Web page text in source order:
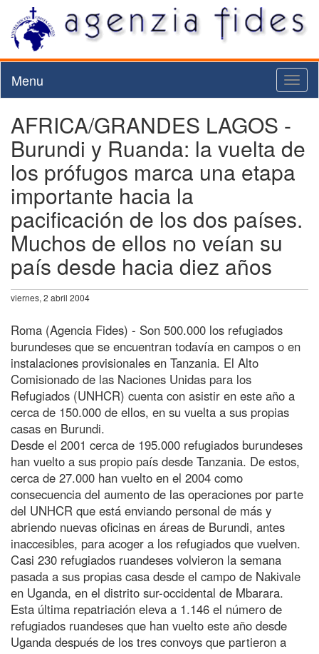
Menu
AFRICA/GRANDES LAGOS -
Burundi y Ruanda: la vuelta de
los prófugos marca una etapa
importante hacia la
pacificación de los dos países.
Muchos de ellos no veían su
país desde hacia diez años
viernes, 2 abril 2004
Roma (Agencia Fides) - Son 500.000 los refugiados
burundeses que se encuentran todavía en campos o en
instalaciones provisionales en Tanzania. El Alto
Comisionado de las Naciones Unidas para los
Refugiados (UNHCR) cuenta con asistir en este año a
cerca de 150.000 de ellos, en su vuelta a sus propias
casas en Burundi.
Desde el 2001 cerca de 195.000 refugiados burundeses
han vuelto a sus propio país desde Tanzania. De estos,
cerca de 27.000 han vuelto en el 2004 como
consecuencia del aumento de las operaciones por parte
del UNHCR que está enviando personal de más y
abriendo nuevas oficinas en áreas de Burundi, antes
inaccesibles, para acoger a los refugiados que vuelven.
Casi 230 refugiados ruandeses volvieron la semana
pasada a sus propias casa desde el campo de Nakivale
en Uganda, en el distrito sur-occidental de Mbarara.
Esta última repatriación eleva a 1.146 el número de
refugiados ruandeses que han vuelto este año desde
Uganda después de los tres convoys que partieron a